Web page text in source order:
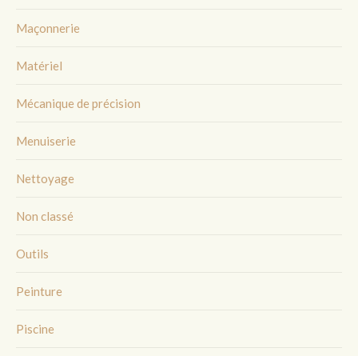
Maçonnerie
Matériel
Mécanique de précision
Menuiserie
Nettoyage
Non classé
Outils
Peinture
Piscine